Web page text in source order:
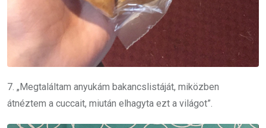
7. „Megtaláltam anyukám bakancslistáját, miközben
átnéztem a cuccait, miután elhagyta ezt a világot”.